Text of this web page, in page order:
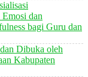
dan
bagi Guru dan
Dibuka oleh
Kabupaten